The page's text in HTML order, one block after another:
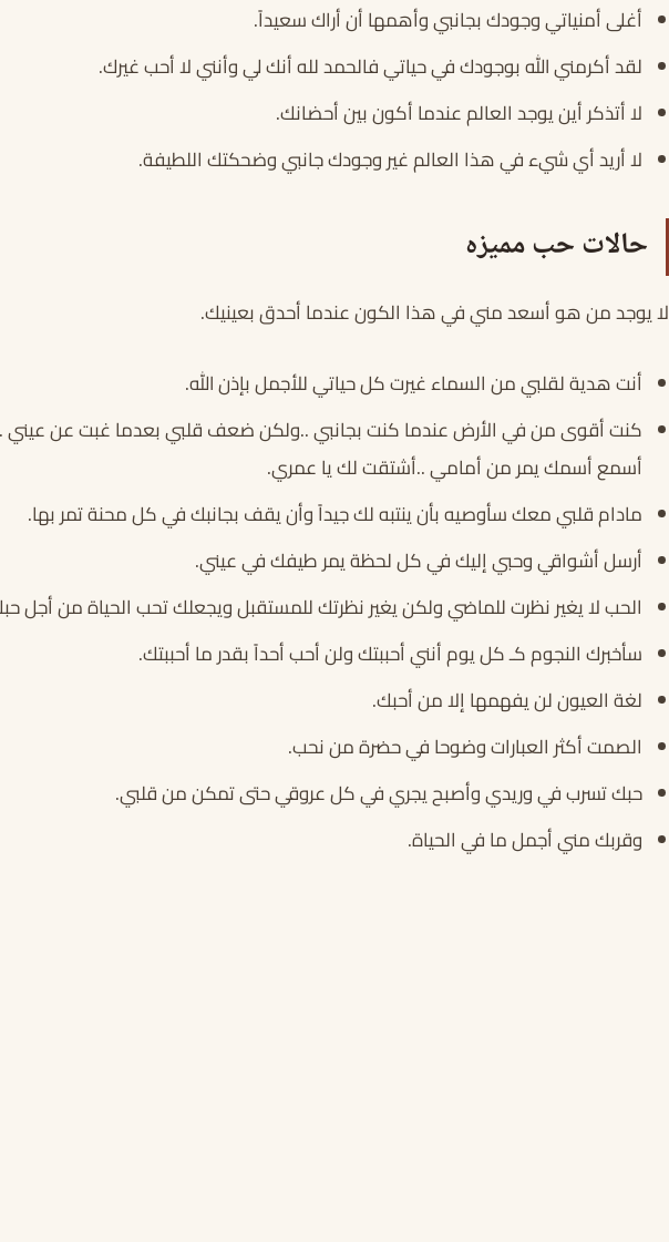
أغلى أمنياتي وجودك بجانبي وأهمها أن أراك سعيداً.
لقد أكرمني الله بوجودك في حياتي فالحمد لله أنك لي وأنني لا أحب غيرك.
لا أتذكر أين يوجد العالم عندما أكون بين أحضانك.
لا أريد أي شيء في هذا العالم غير وجودك جانبي وضحكتك اللطيفة.
حالات حب مميزه
لا يوجد من هو أسعد مني في هذا الكون عندما أحدق بعينيك.
أنت هدية لقلبي من السماء غيرت كل حياتي للأجمل بإذن الله.
كنت أقوى من في الأرض عندما كنت بجانبي ..ولكن ضعف قلبي بعدما غبت عن
أسمع أسمك يمر من أمامي ..أشتقت لك يا عمري.
مادام قلبي معك سأوصيه بأن ينتبه لك جيداً وأن يقف بجانبك في كل محنة تمر بها.
أرسل أشواقي وحبي إليك في كل لحظة يمر طيفك في عيني.
الحب لا يغير نظرت للماضي ولكن يغير نظرتك للمستقبل ويجعلك تحب الحياة من
سأخبرك النجوم كـ كل يوم أنني أحببتك ولن أحب أحداً بقدر ما أحببتك.
لغة العيون لن يفهمها إلا من أحبك.
الصمت أكثر العبارات وضوحا في حضرة من نحب.
حبك تسرب في وريدي وأصبح يجري في كل عروقي حتى تمكن من قلبي.
وقربك مني أجمل ما في الحياة.